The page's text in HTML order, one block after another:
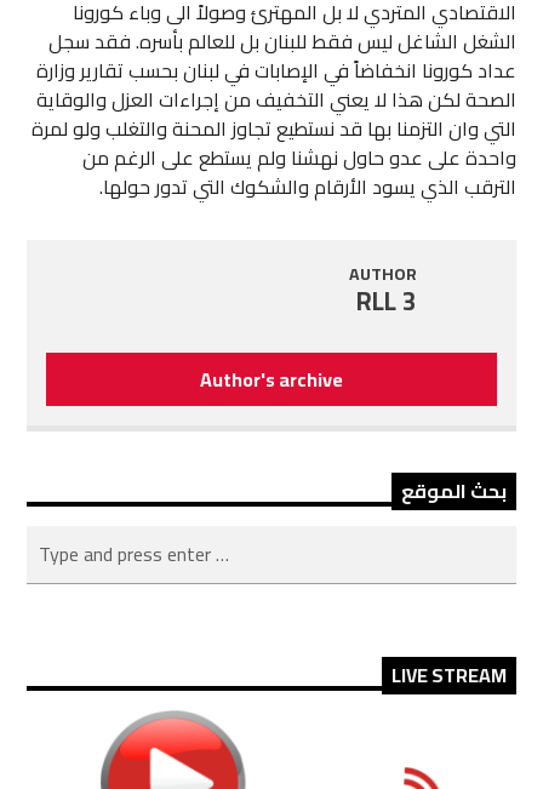
LINK
EMBED
الاقتصادي المتردي لا بل المهترئ وصولاً الى وباء كورونا
الشغل الشاغل ليس فقط للبنان بل للعالم بأسره. فقد سجل
عداد كورونا انخفاضاً في الإصابات في لبنان بحسب تقارير وزارة
الصحة لكن هذا لا يعني التخفيف من إجراءات العزل والوقاية
التي وان التزمنا بها قد نستطيع تجاوز المحنة والتغلب ولو لمرة
واحدة على عدو حاول نهشنا ولم يستطع على الرغم من
الترقب الذي يسود الأرقام والشكوك التي تدور حولها.
AUTHOR
RLL 3
Author's archive
بحث الموقع
LIVE STREAM